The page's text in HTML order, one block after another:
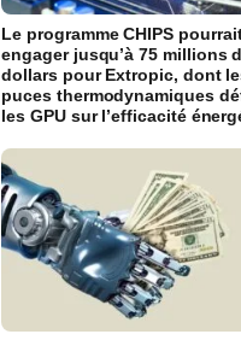
Le programme CHIPS
engager jusqu’à 75 millions
dollars pour Extropic, dont
puces thermodynamiques
les GPU sur l’efficacité